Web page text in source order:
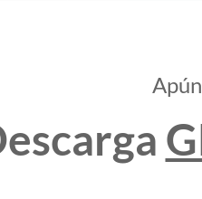
Corralero
O Trasno),
de
Park, Roots, O
de la
tintos y
Pazos del